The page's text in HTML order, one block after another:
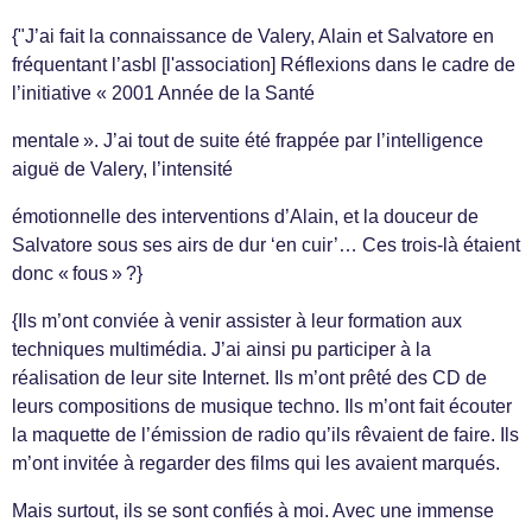
{"J’ai fait la connaissance de Valery, Alain et Salvatore en
fréquentant l’asbl [l'association] Réflexions dans le cadre de
l’initiative « 2001 Année de la Santé
mentale ». J’ai tout de suite été frappée par l’intelligence
aiguë de Valery, l’intensité
émotionnelle des interventions d’Alain, et la douceur de
Salvatore sous ses airs de dur ‘en cuir’… Ces trois-là étaient
donc « fous » ?}
{Ils m’ont conviée à venir assister à leur formation aux
techniques multimédia. J’ai ainsi pu participer à la
réalisation de leur site Internet. Ils m’ont prêté des CD de
leurs compositions de musique techno. Ils m’ont fait écouter
la maquette de l’émission de radio qu’ils rêvaient de faire. Ils
m’ont invitée à regarder des films qui les avaient marqués.
Mais surtout, ils se sont confiés à moi. Avec une immense